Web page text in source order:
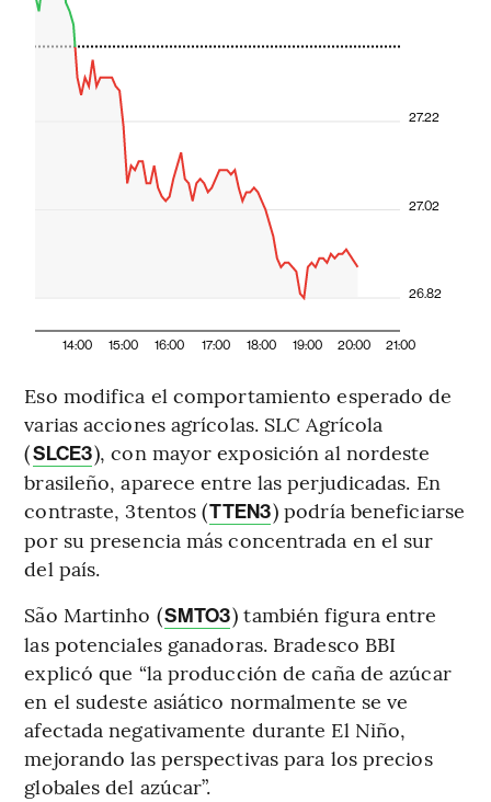
14:00 15:00 16:00 17:00 18:00 19:00 20:00 21:00
26.82
27.02
27.22
Eso modifica el comportamiento esperado de
varias acciones agrícolas. SLC Agrícola
(SLCE3), con mayor exposición al nordeste
brasileño, aparece entre las perjudicadas. En
contraste, 3tentos (TTEN3) podría beneficiarse
por su presencia más concentrada en el sur
del país.
São Martinho (SMTO3) también figura entre
las potenciales ganadoras. Bradesco BBI
explicó que “la producción de caña de azúcar
en el sudeste asiático normalmente se ve
afectada negativamente durante El Niño,
mejorando las perspectivas para los precios
globales del azúcar”.